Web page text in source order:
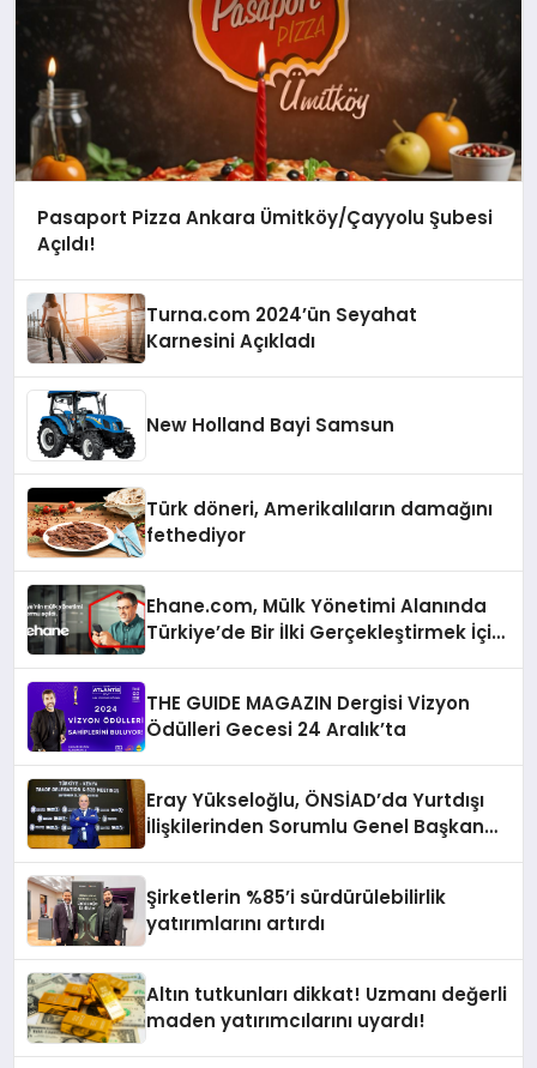
Pasaport Pizza Ankara Ümitköy/Çayyolu Şubesi
Açıldı!
Turna.com 2024’ün Seyahat
Karnesini Açıkladı
New Holland Bayi Samsun
Türk döneri, Amerikalıların damağını
fethediyor
Ehane.com, Mülk Yönetimi Alanında
Türkiye’de Bir İlki Gerçekleştirmek İçin
THE GUIDE MAGAZIN Dergisi Vizyon
Ödülleri Gecesi 24 Aralık’ta
Eray Yükseloğlu, ÖNSİAD’da Yurtdışı
İlişkilerinden Sorumlu Genel Başkan
Şirketlerin %85’i sürdürülebilirlik
yatırımlarını artırdı
Altın tutkunları dikkat! Uzmanı değerli
maden yatırımcılarını uyardı!